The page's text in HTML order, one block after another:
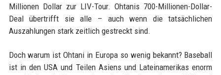
Millionen Dollar zur LIV-Tour. Ohtanis 700-Millionen-Dollar-
Deal übertrifft sie alle – auch wenn die tatsächlichen
Auszahlungen stark zeitlich gestreckt sind.
Doch warum ist Ohtani in Europa so wenig bekannt? Baseball
ist in den USA und Teilen Asiens und Lateinamerikas enorm